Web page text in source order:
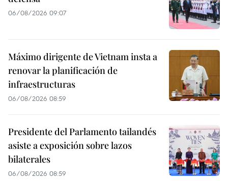
06/08/2026 09:07
Máximo dirigente de Vietnam insta a
renovar la planificación de
infraestructuras
06/08/2026 08:59
Presidente del Parlamento tailandés
asiste a exposición sobre lazos
bilaterales
06/08/2026 08:59